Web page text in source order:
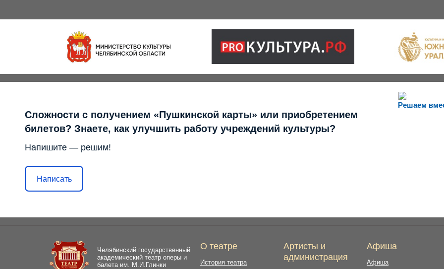
Решаем
Сложности с получением «Пушкинской карты» или приобретением
билетов? Знаете, как улучшить работу учреждений культуры?
Напишите — решим!
Написать
Челябинский государственный
академический театр оперы и
балета им. М.И.Глинки
О театре
История театра
Артисты и
администрация
Афиша
Афиша